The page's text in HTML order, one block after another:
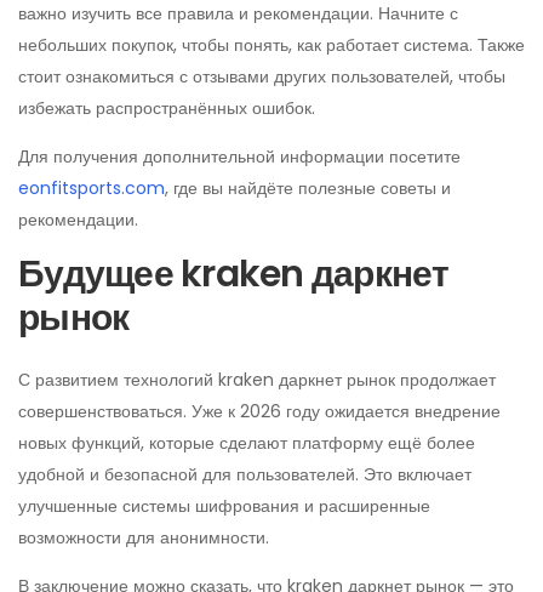
важно изучить все правила и рекомендации. Начните с
небольших покупок, чтобы понять, как работает система. Также
стоит ознакомиться с отзывами других пользователей, чтобы
избежать распространённых ошибок.
Для получения дополнительной информации посетите
eonfitsports.com, где вы найдёте полезные советы и
рекомендации.
Будущее kraken даркнет
рынок
С развитием технологий kraken даркнет рынок продолжает
совершенствоваться. Уже к 2026 году ожидается внедрение
новых функций, которые сделают платформу ещё более
удобной и безопасной для пользователей. Это включает
улучшенные системы шифрования и расширенные
возможности для анонимности.
В заключение можно сказать, что kraken даркнет рынок — это